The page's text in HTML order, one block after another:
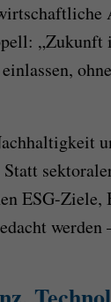
„Zukunft
ESG-Ziele,